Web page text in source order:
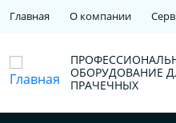
Главная О компании
ОБОРУДОВАНИЕ
ПРАЧЕЧНЫХ